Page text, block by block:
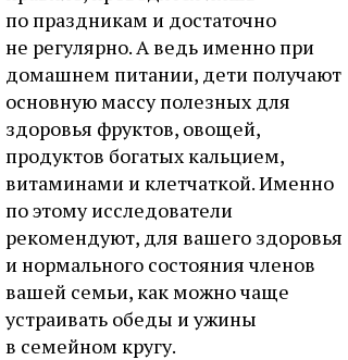
по праздникам и достаточно
не регулярно. А ведь именно при
домашнем питании, дети получают
основную массу полезных для
здоровья фруктов, овощей,
продуктов богатых кальцием,
витаминами и клетчаткой. Именно
по этому исследователи
рекомендуют, для вашего здоровья
и нормального состояния членов
вашей семьи, как можно чаще
устраивать обеды и ужины
в семейном кругу.